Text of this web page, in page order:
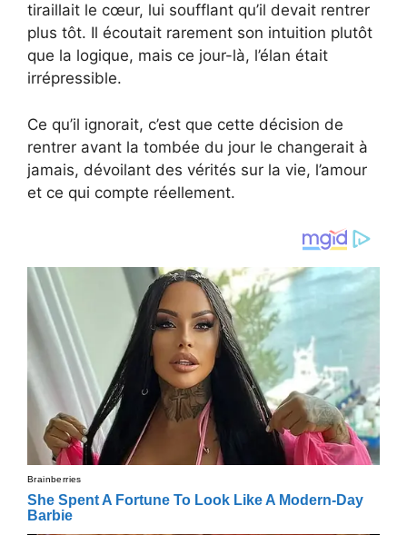
tiraillait le cœur, lui soufflant qu’il devait rentrer
plus tôt. Il écoutait rarement son intuition plutôt
que la logique, mais ce jour-là, l’élan était
irrépressible.
Ce qu’il ignorait, c’est que cette décision de
rentrer avant la tombée du jour le changerait à
jamais, dévoilant des vérités sur la vie, l’amour
et ce qui compte réellement.